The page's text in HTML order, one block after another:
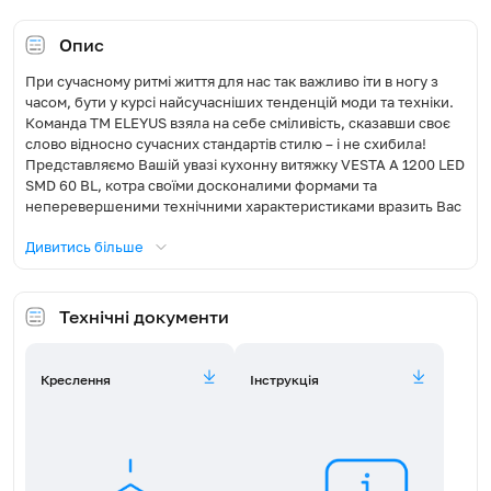
Освітлення, Вт
Діаметр повітропроводу, мм 150
Режим роботи Відведення / Рециркуляція
Фільтр жировий Алюмінієвий
фільтра
Максимальна споживана
Розмір довжина (Д), мм
Опис
При сучасному ритмі життя для нас так важливо іти в ногу з
часом, бути у курсі найсучасніших тенденцій моди та техніки.
Команда ТМ ELEYUS взяла на себе сміливість, сказавши своє
слово відносно сучасних стандартів стилю – і не схибила!
Представляємо Вашій увазі кухонну витяжку VESTA A 1200 LED
SMD 60 BL, котра своїми досконалими формами та
неперевершеними технічними характеристиками вразить Вас
вона достойна прикрасити оселю людини із бездоганним
та металу без проблем увіллється у Вашу кухню у стилі
модерн, хай-тек чи мінімалізм та стане з нею єдиним цілим.
металом створюють неймовірний ансамбль, який не залишить
передньої панелі забезпечують безперешкодний доступ до
фільтра та полегшує догляд за ним.
Дивитись більше
Технічні документи
Креслення Інструкція